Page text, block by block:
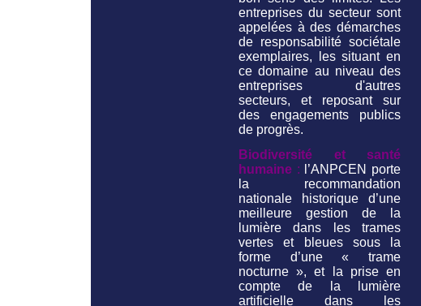
entreprises du secteur sont
appelées à des démarches
de responsabilité sociétale
exemplaires, les situant en
ce domaine au niveau des
entreprises d'autres
secteurs, et reposant sur
des engagements publics
de progrès.
Biodiversité et santé
humaine : l’ANPCEN porte
la recommandation
nationale historique d’une
meilleure gestion de la
lumière dans les trames
vertes et bleues sous la
forme d’une « trame
nocturne », et la prise en
compte de la lumière
artificielle dans les